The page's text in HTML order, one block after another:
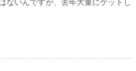
ないんですが、去年大量にゲットし